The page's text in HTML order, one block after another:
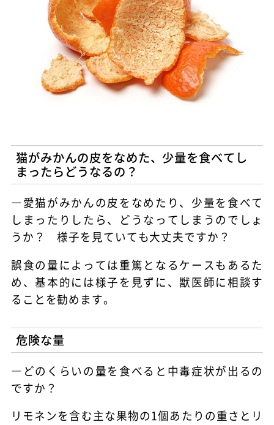
猫がみかんの皮をなめた、少量を食べてし
まったらどうなるの？
―愛猫がみかんの皮をなめたり、少量を食べて
しまったりしたら、どうなってしまうのでしょ
うか？ 様子を見ていても大丈夫ですか？
誤食の量によっては重篤となるケースもあるた
め、基本的には様子を見ずに、獣医師に相談す
ることを勧めます。
危険な量
―どのくらいの量を食べると中毒症状が出るの
ですか？
リモネンを含む主な果物の1個あたりの重さとリ